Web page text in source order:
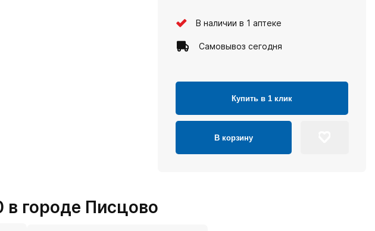
В наличии в 1 аптеке
Самовывоз сегодня
Купить в 1 клик
В корзину
городе Писцово